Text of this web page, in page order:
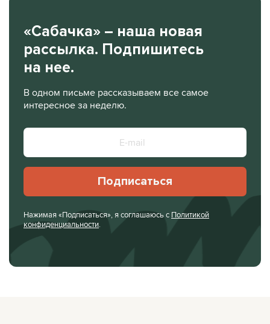
«Сабачка» – наша новая
рассылка. Подпишитесь
на нее.
В одном письме рассказываем все самое
интересное за неделю.
Подписаться
Нажимая «Подписаться», я соглашаюсь с Политикой
конфиденциальности.